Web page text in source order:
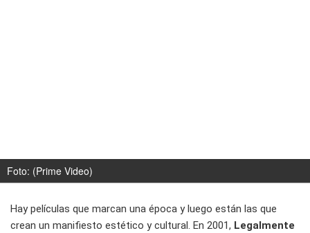
Foto: (Prime Video)
Hay películas que marcan una época y luego están las que
crean un manifiesto estético y cultural. En 2001, Legalmente